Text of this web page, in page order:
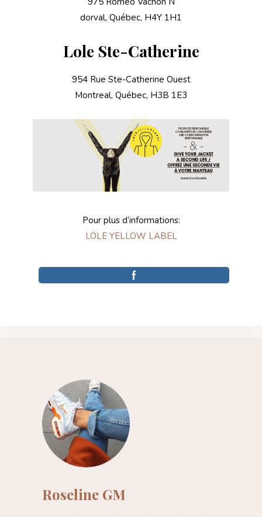
dorval, Québec, H4Y 1H1
Lole Ste-Catherine
954 Rue Ste-Catherine Ouest
Montreal, Québec, H3B 1E3
Pour plus d’informations:
LÖLE YELLOW LABEL
Roseline GM